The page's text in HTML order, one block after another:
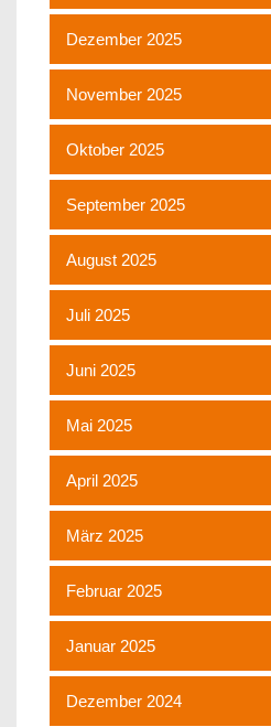
Dezember 2025
November 2025
Oktober 2025
September 2025
August 2025
Juli 2025
Juni 2025
Mai 2025
April 2025
März 2025
Februar 2025
Januar 2025
Dezember 2024